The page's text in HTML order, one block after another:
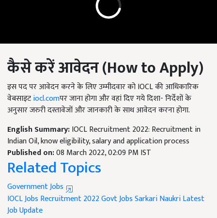
कैसे करें आवेदन (How to Apply)
इस पद पर आवेदन करने के लिए उम्मीदवार को IOCL की आधिकारिक
वेबसाइटiocl.comपर जाना होगा और वहां दिए गये दिशा- निर्देशों के
अनुसार जरुरी दस्तावेजों और जानकारी के साथ आवेदन करना होगा.
English Summary:IOCL Recruitment 2022: Recruitment in
Indian Oil, know eligibility, salary and application process
Published on:08 March 2022, 02:09 PM IST
Related Topics
Government Jobs
IOCL Jobs Recruitment 2022Govt JobsSarkari NaukriLatest
Job Update